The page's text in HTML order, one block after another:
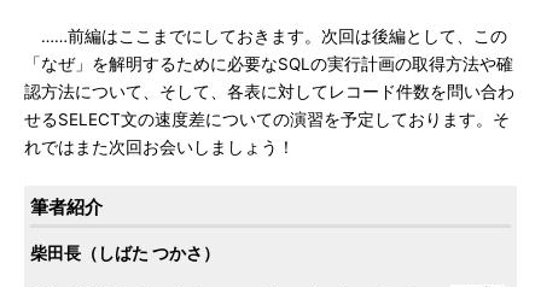
……前編はここまでにしておきます。次回は後編として、この
「なぜ」を解明するために必要なSQLの実行計画の取得方法や確
認方法について、そして、各表に対してレコード件数を問い合わ
せるSELECT文の速度差についての演習を予定しております。そ
れではまた次回お会いしましょう！
筆者紹介
柴田長（しばた つかさ）